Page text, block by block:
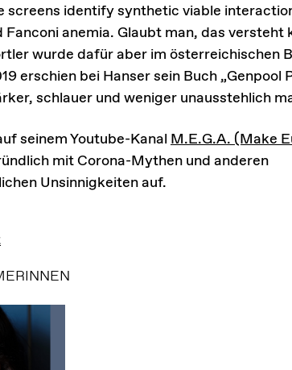
screens identify synthetic viable
Fanconi anemia. Glaubt man, das versteht
wurde dafür aber im österreichischen
erschien bei Hanser sein Buch „Genpool
schlauer und weniger unausstehlich
seinem Youtube-Kanal M.E.G.A. (Make
mit Corona-Mythen und anderen
Unsinnigkeiten auf.